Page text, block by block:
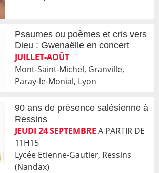
Psaumes ou poèmes et cris vers
Dieu : Gwenaëlle en concert
JUILLET-AOÛT
Mont-Saint-Michel, Granville,
Paray-le-Monial, Lyon
90 ans de présence salésienne à
Ressins
JEUDI 24 SEPTEMBRE A PARTIR DE
11H15
Lycée Etienne-Gautier, Ressins
(Nandax)